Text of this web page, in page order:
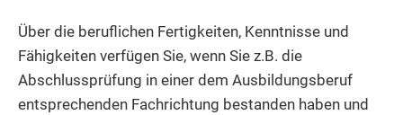
Über die beruflichen Fertigkeiten, Kenntnisse und
Fähigkeiten verfügen Sie, wenn Sie z.B. die
Abschlussprüfung in einer dem Ausbildungsberuf
entsprechenden Fachrichtung bestanden haben und